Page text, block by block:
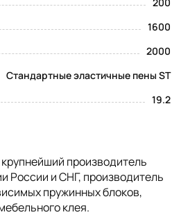
1600
2000
Стандартные эластичные пены ST
19.2
производитель
России и СНГ, производитель
пружинных блоков,
клея.